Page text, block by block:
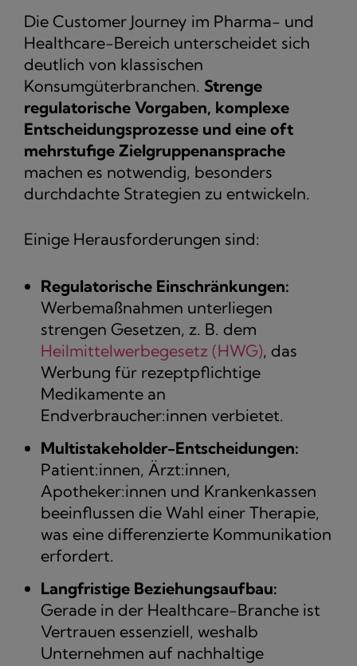
Die Customer Journey im Pharma- und
Healthcare-Bereich unterscheidet sich
deutlich von klassischen
Konsumgüterbranchen. Strenge
regulatorische Vorgaben, komplexe
Entscheidungsprozesse und eine oft
mehrstufige Zielgruppenansprache
machen es notwendig, besonders
durchdachte Strategien zu entwickeln.
Einige Herausforderungen sind:
Regulatorische Einschränkungen:
Werbemaßnahmen unterliegen
strengen Gesetzen, z. B. dem
Heilmittelwerbegesetz (HWG), das
Werbung für rezeptpflichtige
Medikamente an
Endverbraucher:innen verbietet.
Multistakeholder-Entscheidungen:
Patient:innen, Ärzt:innen,
Apotheker:innen und Krankenkassen
beeinflussen die Wahl einer Therapie,
was eine differenzierte Kommunikation
erfordert.
Langfristige Beziehungsaufbau:
Gerade in der Healthcare-Branche ist
Vertrauen essenziell, weshalb
Unternehmen auf nachhaltige